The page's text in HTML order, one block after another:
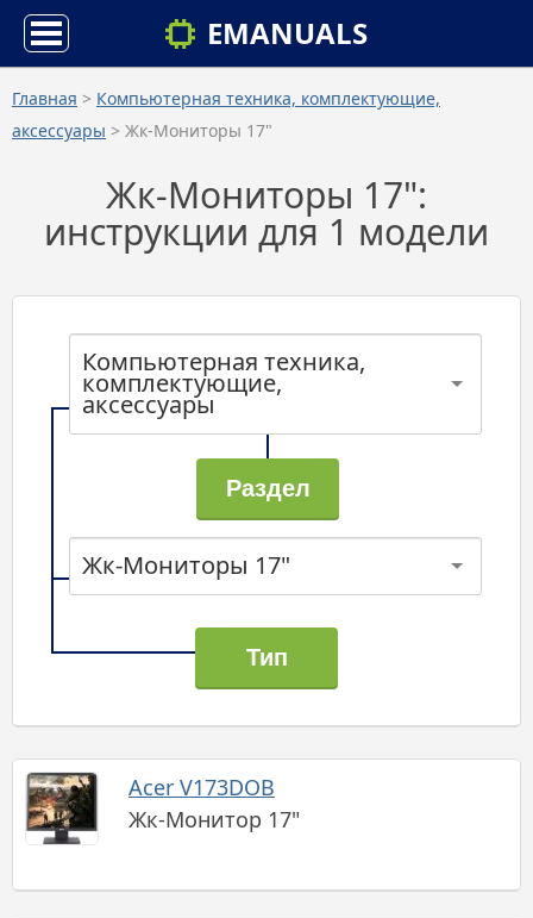
EMANUALS
Главная > Компьютерная техника, комплектующие,
аксессуары > Жк-Мониторы 17"
Жк-Мониторы 17":
инструкции для 1 модели
Компьютерная техника,
комплектующие,
аксессуары
Жк-Мониторы 17"
Acer V173DOB
Жк-Монитор 17"